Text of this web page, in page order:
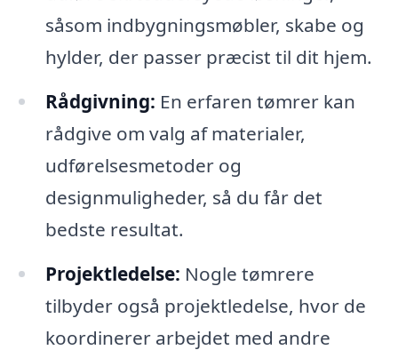
såsom indbygningsmøbler, skabe og
hylder, der passer præcist til dit hjem.
Rådgivning: En erfaren tømrer kan
rådgive om valg af materialer,
udførelsesmetoder og
designmuligheder, så du får det
bedste resultat.
Projektledelse: Nogle tømrere
tilbyder også projektledelse, hvor de
koordinerer arbejdet med andre